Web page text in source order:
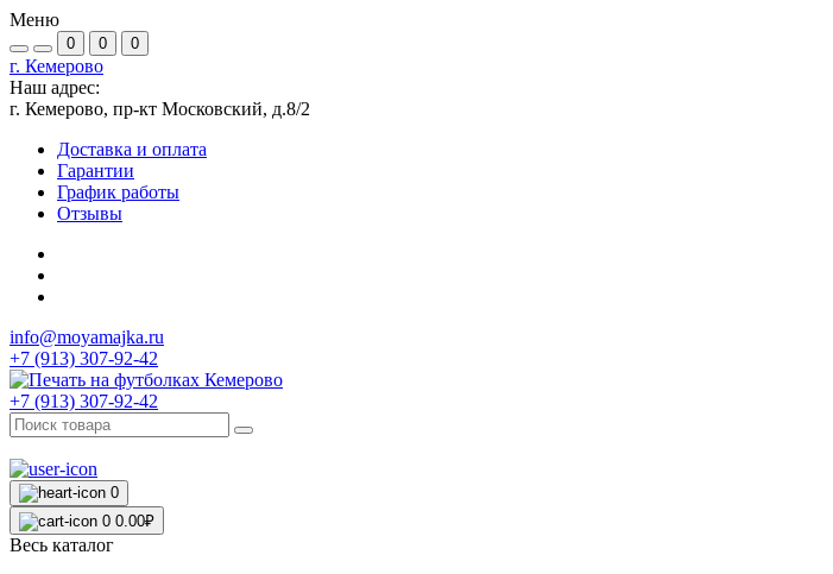
Меню
0 0 0
г. Кемерово
Наш адрес:
г. Кемерово, пр-кт Московский, д.8/2
Доставка и оплата
Гарантии
График работы
Отзывы
info@moyamajka.ru
+7 (913) 307-92-42
+7 (913) 307-92-42
0
0 0.00₽
Весь каталог